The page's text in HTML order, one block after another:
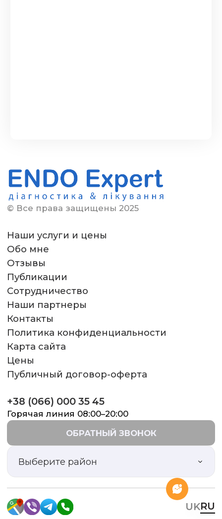
© Все права защищены 2025
Наши услуги и цены
Обо мне
Отзывы
Публикации
Сотрудничество
Наши партнеры
Контакты
Политика конфиденциальности
Карта сайта
Цены
Публичный договор-оферта
+38 (066) 000 35 45
Горячая линия 08:00–20:00
ОБРАТНЫЙ ЗВОНОК
Выберите район
UKRU